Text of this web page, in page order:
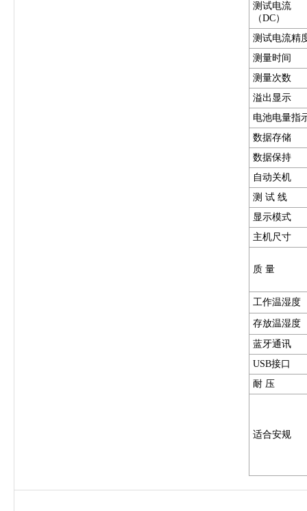
测试电流
（DC）
测试电流精
测量时间
测量次数
溢出显示
电池电量指
数据存储
数据保持
自动关机
测 试 线
显示模式
主机尺寸
质 量
工作温湿度
存放温湿度
蓝牙通讯
USB接口
耐 压
适合安规